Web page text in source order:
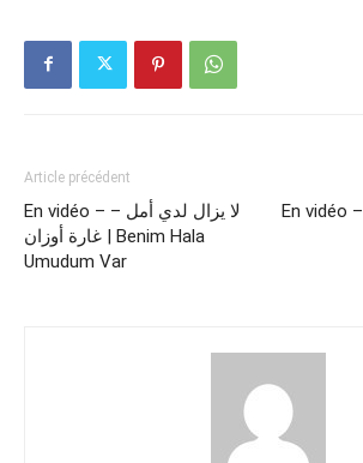
Article précédent
En vidéo – لا يزال لدي أمل –
غارة أوزان | Benim Hala
Umudum Var
En vidéo – الطائر المبكرالحلقة